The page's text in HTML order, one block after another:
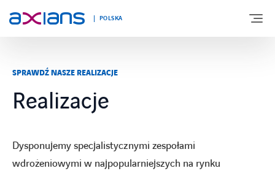
POLSKA
TECHNOLOGIE
SPRAWDŹ NASZE REALIZACJE
Realizacje
Dysponujemy specjalistycznymi zespołami
wdrożeniowymi w najpopularniejszych na rynku